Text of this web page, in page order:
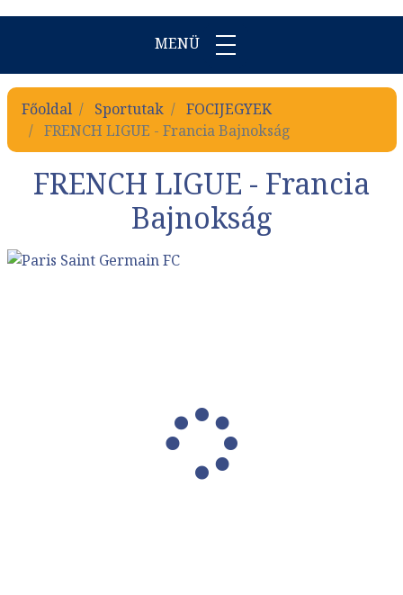
MENÜ
Főoldal Sportutak
FOCIJEGYEK
FRENCH LIGUE - Francia Bajnokság
FRENCH LIGUE - Francia
Bajnokság